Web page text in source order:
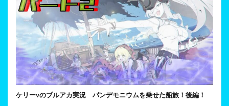
ケリーvのブルアカ実況 パンデモニウムを乗せた船旅！後編！